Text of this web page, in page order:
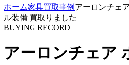
ホーム家具買取事例 アーロンチェ
ル装備 買取りました
BUYING RECORD
アーロンチェア